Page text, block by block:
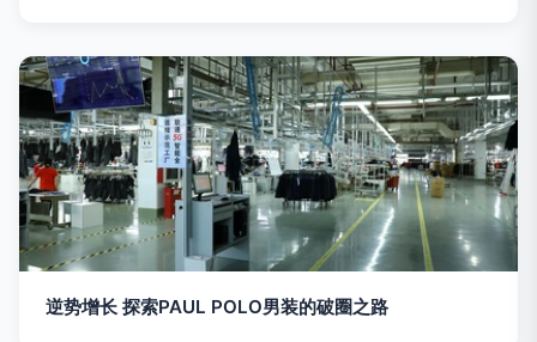
逆势增长 探索PAUL POLO男装的破圈之路